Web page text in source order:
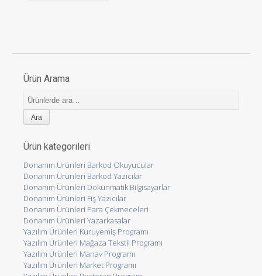
Ürün Arama
Ara:
Ürün kategorileri
Donanım Ürünleri Barkod Okuyucular
Donanım Ürünleri Barkod Yazıcılar
Donanım Ürünleri Dokunmatik Bilgisayarlar
Donanım Ürünleri Fiş Yazıcılar
Donanım Ürünleri Para Çekmeceleri
Donanım Ürünleri Yazarkasalar
Yazılım Ürünleri Kuruyemiş Programı
Yazılım Ürünleri Mağaza Tekstil Programı
Yazılım Ürünleri Manav Programı
Yazılım Ürünleri Market Programı